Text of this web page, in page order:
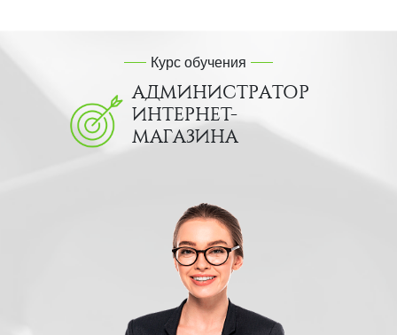
Курс обучения
АДМИНИСТРАТОР
ИНТЕРНЕТ-
МАГАЗИНА